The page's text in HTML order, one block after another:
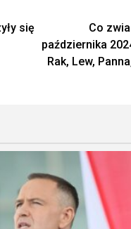
się
Co
października
Rak, Lew,